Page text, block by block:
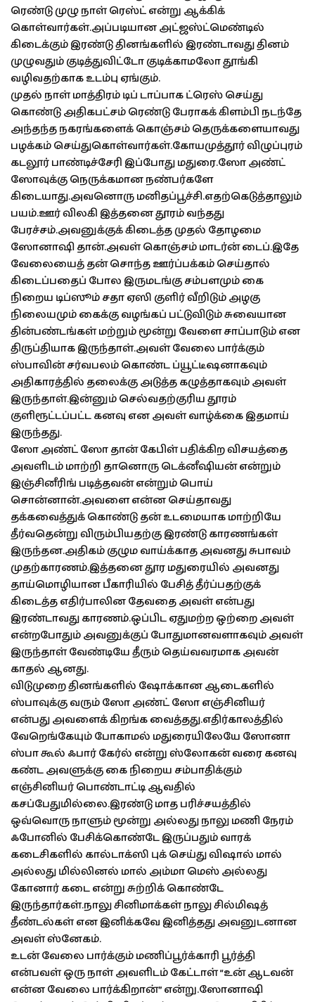
ரெண்டு முழு நாள் ரெஸ்ட் என்று ஆக்கிக்
கொள்வார்கள்.அப்படியான அட்ஜஸ்ட்மெண்டில்
கிடைக்கும் இரண்டு தினங்களில் இரண்டாவது தினம்
முழுவதும் குடித்துவிட்டோ குடிக்காமலோ தூங்கி
வழிவதற்காக உடம்பு ஏங்கும்.
முதல் நாள் மாத்திரம் டிப் டாப்பாக ட்ரெஸ் செய்து
கொண்டு அதிகபட்சம் ரெண்டு பேராகக் கிளம்பி நடந்தே
அந்தந்த நகரங்களைக் கொஞ்சம் தெருக்களையாவது
பழக்கம் செய்துகொள்வார்கள்.கோயமுத்தூர் விழுப்புரம்
கடலூர் பாண்டிச்சேரி இப்போது மதுரை.ஸோ அண்ட்
ஸோவுக்கு நெருக்கமான நண்பர்களே
கிடையாது.அவனொரு மனிதப்பூச்சி.எதற்கெடுத்தாலும்
பயம்.ஊர் விலகி இத்தனை தூரம் வந்தது
பேரச்சம்.அவனுக்குக் கிடைத்த முதல் தோழமை
ஸோனாஷி தான்.அவள் கொஞ்சம் மாடர்ன் டைப்.இதே
வேலையைத் தன் சொந்த ஊர்ப்பக்கம் செய்தால்
கிடைப்பதைப் போல இருமடங்கு சம்பளமும் கை
நிறைய டிப்ஸூம் சதா ஏஸி குளிர் வீறிடும் அழகு
நிலையமும் கைக்கு வழங்கப் பட்டுவிடும் சுவையான
தின்பண்டங்கள் மற்றும் மூன்று வேளை சாப்பாடும் என
திருப்தியாக இருந்தாள்.அவள் வேலை பார்க்கும்
ஸ்பாவின் சர்வபலம் கொண்ட ப்யூட்டீஷனாகவும்
அதிகாரத்தில் தலைக்கு அடுத்த கழுத்தாகவும் அவள்
இருந்தாள்.இன்னும் செல்வதற்குரிய தூரம்
குளிரூட்டப்பட்ட கனவு என அவள் வாழ்க்கை இதமாய்
இருந்தது.
ஸோ அண்ட் ஸோ தான் கேபிள் பதிக்கிற விசயத்தை
அவளிடம் மாற்றி தானொரு டெக்னீஷியன் என்றும்
இஞ்சினீரிங் படித்தவன் என்றும் பொய்
சொன்னான்.அவளை என்ன செய்தாவது
தக்கவைத்துக் கொண்டு தன் உடமையாக மாற்றியே
தீர்வதென்று விரும்பியதற்கு இரண்டு காரணங்கள்
இருந்தன.அதிகம் குழும வாய்க்காத அவனது சுபாவம்
முதற்காரணம்.இத்தனை தூர மதுரையில் அவனது
தாய்மொழியான பீகாரியில் பேசித் தீர்ப்பதற்குக்
கிடைத்த எதிர்பாலின தேவதை அவள் என்பது
இரண்டாவது காரணம்.ஒப்பிட ஏதுமற்ற ஒற்றை அவள்
என்றபோதும் அவனுக்குப் போதுமானவளாகவும் அவள்
இருந்தாள் வேண்டியே தீரும் தெய்வவரமாக அவன்
காதல் ஆனது.
விடுமுறை தினங்களில் ஷோக்கான ஆடைகளில்
ஸ்பாவுக்கு வரும் ஸோ அண்ட் ஸோ எஞ்சினியர்
என்பது அவளைக் கிறங்க வைத்தது.எதிர்காலத்தில்
வேறெங்கேயும் போகாமல் மதுரையிலேயே ஸோனா
ஸ்பா கூல் ஃபார் கேர்ல் என்று ஸ்லோகன் வரை கனவு
கண்ட அவளுக்கு கை நிறைய சம்பாதிக்கும்
எஞ்சினியர் பொண்டாட்டி ஆவதில்
கசப்பேதுமில்லை.இரண்டு மாத பரிச்சயத்தில்
ஒவ்வொரு நாளும் மூன்று அல்லது நாலு மணி நேரம்
ஃபோனில் பேசிக்கொண்டே இருப்பதும் வாரக்
கடைசிகளில் கால்டாக்ஸி புக் செய்து விஷால் மால்
அல்லது மில்லினல் மால் அம்மா மெஸ் அல்லது
கோனார் கடை என்று சுற்றிக் கொண்டே
இருந்தார்கள்.நாலு சினிமாக்கள் நாலு சில்மிஷத்
தீண்டல்கள் என இனிக்கவே இனித்தது அவனுடனான
அவள் ஸ்னேகம்.
உடன் வேலை பார்க்கும் மணிப்பூர்க்காரி பூர்த்தி
என்பவள் ஒரு நாள் அவளிடம் கேட்டாள் “உன் ஆடவன்
என்ன வேலை பார்க்கிறான்” என்று.ஸோனாஷி